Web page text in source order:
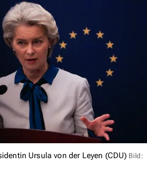
Ursula von der Leyen (CDU) Bild: